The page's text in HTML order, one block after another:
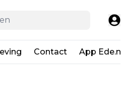
Contact App